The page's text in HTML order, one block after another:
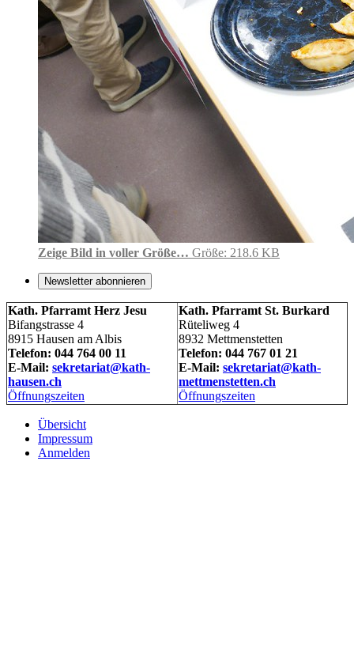
Zeige Bild in voller Größe… Größe: 218.6 KB
Newsletter abonnieren
Kath. Pfarramt Herz Jesu
Bifangstrasse 4
8915 Hausen am Albis
Telefon: 044 764 00 11
E-Mail: sekretariat@kath-
hausen.ch
Öffnungszeiten
Kath. Pfarramt St. Burkard
Rüteliweg 4
8932 Mettmenstetten
Telefon: 044 767 01 21
E-Mail: sekretariat@kath-
mettmenstetten.ch
Öffnungszeiten
Übersicht
Impressum
Anmelden